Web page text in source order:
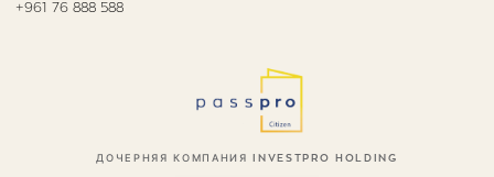
+961 76 888 588
ДОЧЕРНЯЯ КОМПАНИЯ INVESTPRO HOLDING